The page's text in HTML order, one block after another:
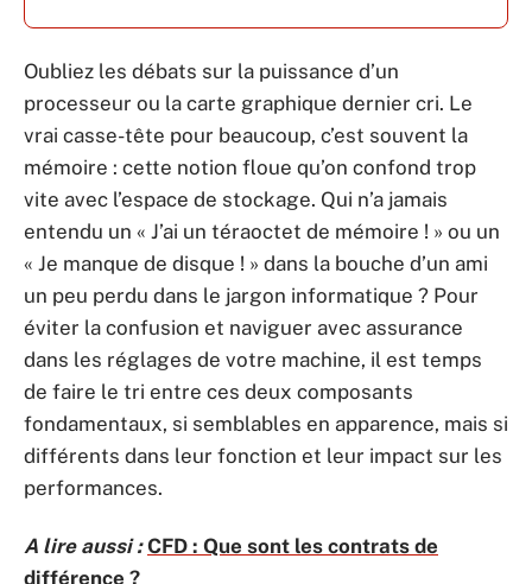
Oubliez les débats sur la puissance d’un
processeur ou la carte graphique dernier cri. Le
vrai casse-tête pour beaucoup, c’est souvent la
mémoire : cette notion floue qu’on confond trop
vite avec l’espace de stockage. Qui n’a jamais
entendu un « J’ai un téraoctet de mémoire ! » ou un
« Je manque de disque ! » dans la bouche d’un ami
un peu perdu dans le jargon informatique ? Pour
éviter la confusion et naviguer avec assurance
dans les réglages de votre machine, il est temps
de faire le tri entre ces deux composants
fondamentaux, si semblables en apparence, mais si
différents dans leur fonction et leur impact sur les
performances.
A lire aussi : CFD : Que sont les contrats de
différence ?